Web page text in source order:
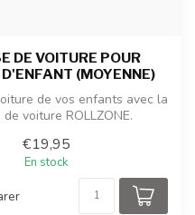
DE VOITURE POUR
(MOYENNE)
de vos enfants avec la
de voiture ROLLZONE.
€19,95
En stock